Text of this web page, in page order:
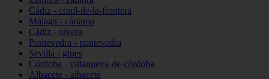
Cádiz - conil-de-la-frontera
Málaga - cártama
Cádiz - olvera
Pontevedra - pontevedra
Sevilla - gines
Córdoba - villanueva-de-córdoba
Albacete - albacete